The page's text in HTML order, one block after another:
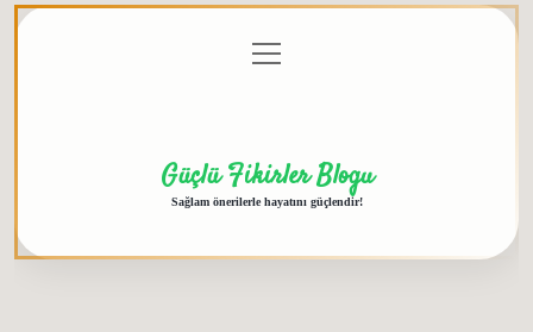
menüyü
aç
Güçlü Fikirler Blogu
Sağlam önerilerle hayatını güçlendir!